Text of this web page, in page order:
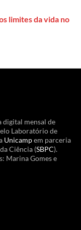
limites da vida no
digital mensal de
Laboratório de
Unicampem parceria
Ciência (SBPC).
Marina Gomes e